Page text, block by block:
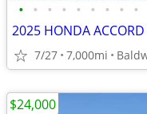
• • • • • • • • •
2025 HONDA
7/27 7,000mi
$24,000